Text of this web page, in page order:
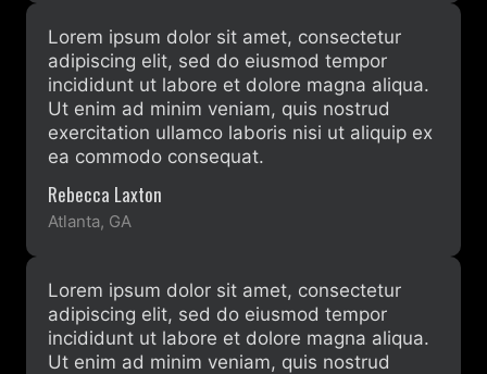
Lorem ipsum dolor sit amet, consectetur
adipiscing elit, sed do eiusmod tempor
incididunt ut labore et dolore magna aliqua.
Ut enim ad minim veniam, quis nostrud
exercitation ullamco laboris nisi ut aliquip ex
ea commodo consequat.
Rebecca Laxton
Atlanta, GA
Lorem ipsum dolor sit amet, consectetur
adipiscing elit, sed do eiusmod tempor
incididunt ut labore et dolore magna aliqua.
Ut enim ad minim veniam, quis nostrud